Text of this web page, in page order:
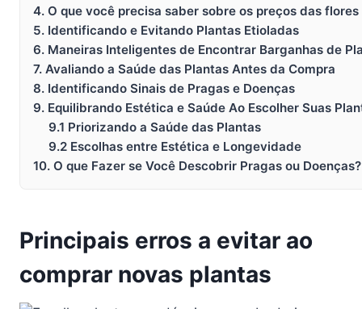
4. O que você precisa saber sobre os preços das
5. Identificando e Evitando Plantas Etioladas
6. Maneiras Inteligentes de Encontrar Barganhas de
7. Avaliando a Saúde das Plantas Antes da Compra
8. Identificando Sinais de Pragas e Doenças
9. Equilibrando Estética e Saúde Ao Escolher Suas
9.1 Priorizando a Saúde das Plantas
9.2 Escolhas entre Estética e Longevidade
10. O que Fazer se Você Descobrir Pragas ou Doenças?
Principais erros a evitar ao
comprar novas plantas